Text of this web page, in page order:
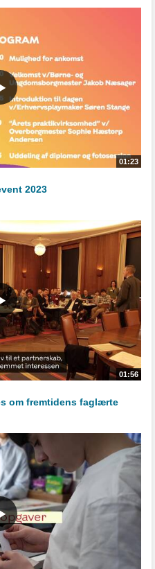
01:23
2023
01:56
om fremtidens faglærte